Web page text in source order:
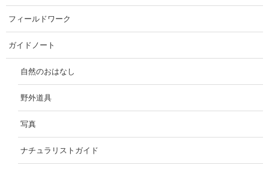
フィールドワーク
ガイドノート
自然のおはなし
野外道具
写真
ナチュラリストガイド